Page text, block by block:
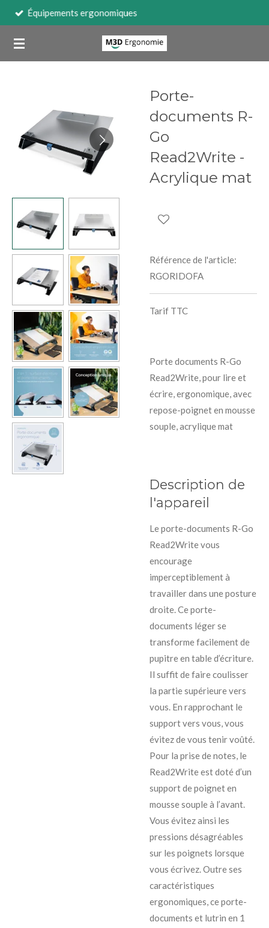
Passer
contenu
principal
Ergonomie
Porte-
documents R-
Go
Read2Write -
Acrylique mat
Référence de l'article:
RGORIDOFA
Tarif TTC
Porte documents R-Go
Read2Write, pour lire et
écrire, ergonomique, avec
repose-poignet en mousse
souple, acrylique mat
Description de
l'appareil
Le porte-documents R-Go
Read2Write vous
encourage
imperceptiblement à
travailler dans une posture
droite. Ce porte-
documents léger se
transforme facilement de
pupitre en table d’écriture.
Il suffit de faire coulisser
la partie supérieure vers
vous. En rapprochant le
support vers vous, vous
évitez de vous tenir voûté.
Pour la prise de notes, le
Read2Write est doté d’un
support de poignet en
mousse souple à l’avant.
Vous évitez ainsi les
pressions désagréables
sur les poignets lorsque
vous écrivez. Outre ses
caractéristiques
ergonomiques, ce porte-
documents et lutrin en 1